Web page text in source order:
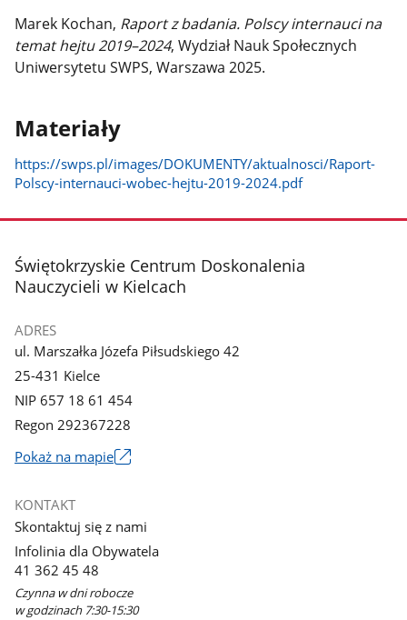
Marek Kochan, Raport z badania. Polscy internauci na
temat hejtu 2019–2024, Wydział Nauk Społecznych
Uniwersytetu SWPS, Warszawa 2025.
Materiały
https://swps.pl/images/DOKUMENTY/aktualnosci/Raport-
Polscy-internauci-wobec-hejtu-2019-2024.pdf
stopka
Świętokrzyskie Centrum Doskonalenia
Nauczycieli w Kielcach
ADRES
ul. Marszałka Józefa Piłsudskiego 42
25-431 Kielce
NIP 657 18 61 454
Regon 292367228
Pokaż na mapieLink
nowym
oknie
KONTAKT
Skontaktuj się z nami
Infolinia dla Obywatela
41 362 45 48
Czynna w dni robocze
w godzinach 7:30-15:30